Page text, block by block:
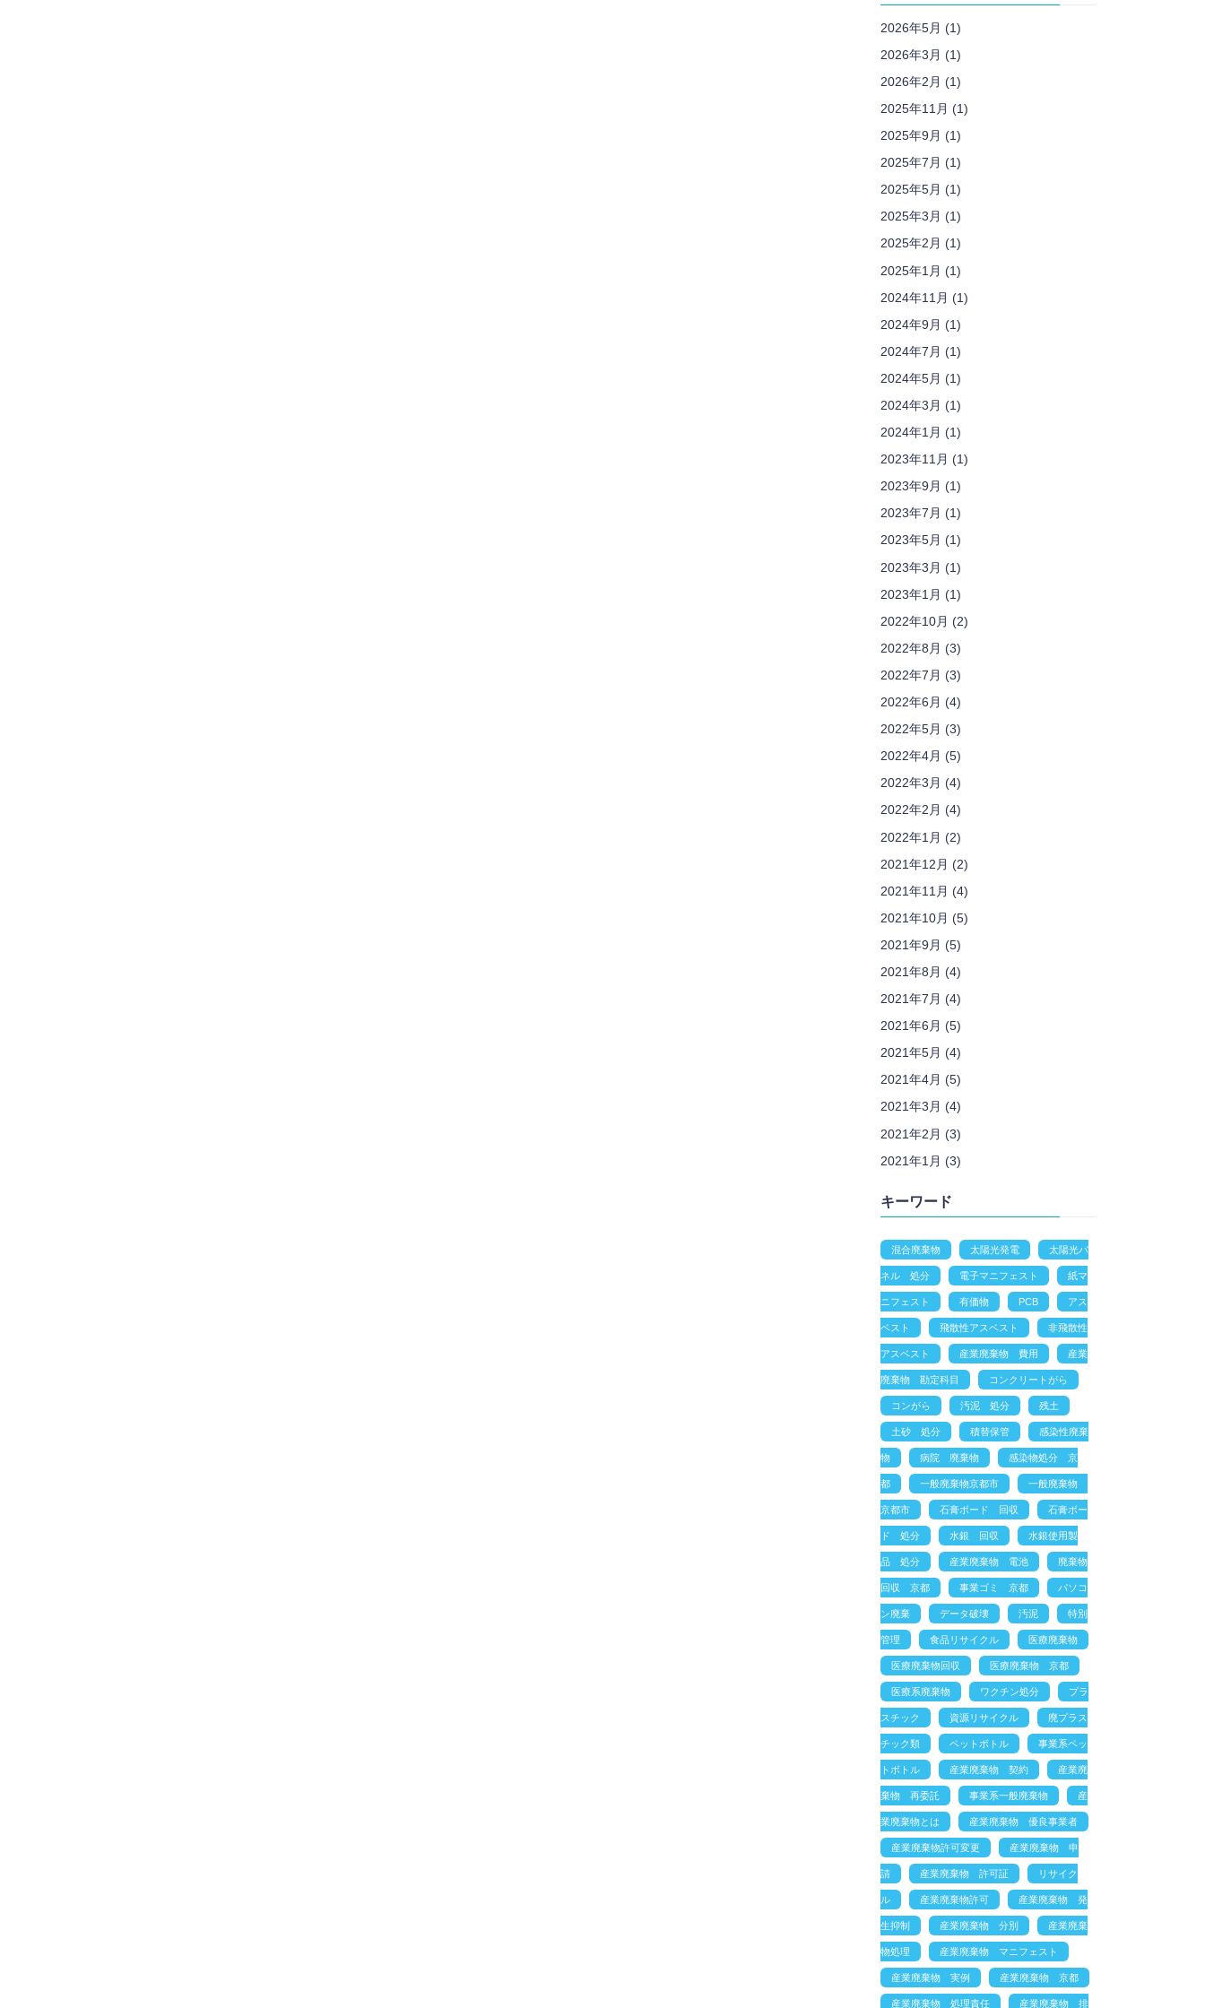
2026年5月 (1)
2026年3月 (1)
2026年2月 (1)
2025年11月 (1)
2025年9月 (1)
2025年7月 (1)
2025年5月 (1)
2025年3月 (1)
2025年2月 (1)
2025年1月 (1)
2024年11月 (1)
2024年9月 (1)
2024年7月 (1)
2024年5月 (1)
2024年3月 (1)
2024年1月 (1)
2023年11月 (1)
2023年9月 (1)
2023年7月 (1)
2023年5月 (1)
2023年3月 (1)
2023年1月 (1)
2022年10月 (2)
2022年8月 (3)
2022年7月 (3)
2022年6月 (4)
2022年5月 (3)
2022年4月 (5)
2022年3月 (4)
2022年2月 (4)
2022年1月 (2)
2021年12月 (2)
2021年11月 (4)
2021年10月 (5)
2021年9月 (5)
2021年8月 (4)
2021年7月 (4)
2021年6月 (5)
2021年5月 (4)
2021年4月 (5)
2021年3月 (4)
2021年2月 (3)
2021年1月 (3)
キーワード
混合廃棄物 太陽光発電 太陽光パ
ネル 処分 電子マニフェスト 紙マ
ニフェスト 有価物 PCB アス
ベスト 飛散性アスベスト 非飛散性
アスベスト 産業廃棄物 費用 産業
廃棄物 勘定科目 コンクリートがら
コンがら 汚泥 処分 残土
土砂 処分 積替保管 感染性廃棄
物 病院 廃棄物 感染物処分 京
都 一般廃棄物京都市 一般廃棄物
京都市 石膏ボード 回収 石膏ボー
ド 処分 水銀 回収 水銀使用製
品 処分 産業廃棄物 電池 廃棄物
回収 京都 事業ゴミ 京都 パソコ
ン廃棄 データ破壊 汚泥 特別
管理 食品リサイクル 医療廃棄物
医療廃棄物回収 医療廃棄物 京都
医療系廃棄物 ワクチン処分 プラ
スチック 資源リサイクル 廃プラス
チック類 ペットボトル 事業系ペッ
トボトル 産業廃棄物 契約 産業廃
棄物 再委託 事業系一般廃棄物 産
業廃棄物とは 産業廃棄物 優良事業者
産業廃棄物許可変更 産業廃棄物 申
請 産業廃棄物 許可証 リサイク
ル 産業廃棄物許可 産業廃棄物 発
生抑制 産業廃棄物 分別 産業廃棄
物処理 産業廃棄物 マニフェスト
産業廃棄物 実例 産業廃棄物 京都
産業廃棄物 処理責任 産業廃棄物 排